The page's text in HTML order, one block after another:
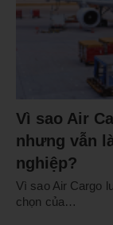
Vì sao Air
nhưng vẫn
nghiệp?
Vì sao Air Cargo
chọn của…